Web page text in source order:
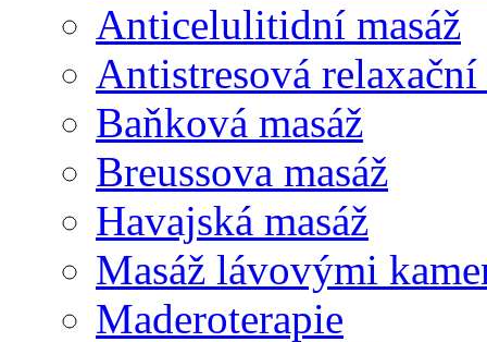
Anticelulitidní masáž
Antistresová
Baňková masáž
Breussova masáž
Havajská masáž
Masáž lávovými
Maderoterapie